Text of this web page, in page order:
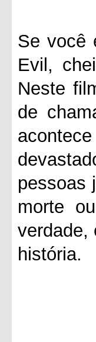
Se você
Evil,
Neste
de
pessoas
morte
verdade,
história.